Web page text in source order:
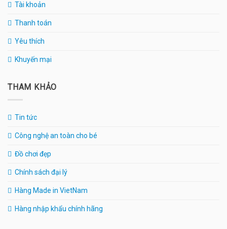
Tài khoản
Thanh toán
Yêu thích
Khuyến mại
THAM KHẢO
Tin tức
Công nghệ an toàn cho bé
Đồ chơi đẹp
Chính sách đại lý
Hàng Made in VietNam
Hàng nhập khẩu chính hãng